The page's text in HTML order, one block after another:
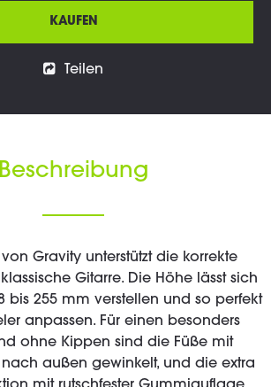
KAUFEN
Teilen
Beschreibung
Gravity unterstützt die korrekte
Gitarre. Die Höhe lässt sich
bis 255 mm verstellen und so perfekt
anpassen. Für einen besonders
ohne Kippen sind die Füße mit
außen gewinkelt, und die extra